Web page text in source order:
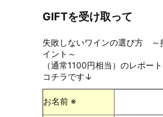
GIFTを受け取って
失敗しないワインの選び方 ～
イント～
（通常1100円相当）のレポー
コチラです↓
お名前 ※